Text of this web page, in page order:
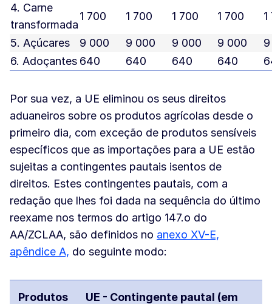
4. Carne
transformada
1 700 1 700 1 700 1 700 1
5. Açúcares 9 000 9 000 9 000 9 000
6. Adoçantes 640 640 640 640
Por sua vez, a UE eliminou os seus direitos
aduaneiros sobre os produtos agrícolas desde o
primeiro dia, com exceção de produtos sensíveis
específicos que as importações para a UE estão
sujeitas a contingentes pautais isentos de
direitos. Estes contingentes pautais, com a
redação que lhes foi dada na sequência do último
reexame nos termos do artigo 147.o do
AA/ZCLAA, são definidos no anexo XV-E,
apêndice A, do seguinte modo:
Produtos
UE - Contingente pautal (em